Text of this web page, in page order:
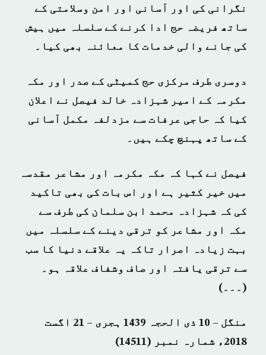
نگرانی کی اور آسانی اور امن وسلامتی کے
ساتھ فریضہ حج ادا کرنے کے سلسلہ میں ہیش
کی جانے والی خدمات کا معائنہ بھی کیا۔
دوسری طرف مرکزی حج کمیٹی کے صدر اور مکہ
مکرمہ کے امیر شہزادہ خالد فیصل نے اعلان
کیا کہ حاجی عرفات سے مزدلفہ مکمل آسانی
کے ساتھ پہنچ چکے ہیں۔
فیصل نے کہا کہ مکہ مکرمہ اور مشاعر مقدسہ
میں خیر کثیر ہے اور اس بات کی بھی تاکید
کی کہ شہزادہ محمد ابن سلمان کی طرف سے
مکہ اور مشاعر کو ترقی دینے کے سلسلہ میں
بہت زیادہ اصرار تاکہ یہ علاقے دنیا کا سب
سے ترقی یافتہ اور صاف وشفاف علاقہ ہو۔
(۔۔۔)
منگل – 10 ذی الحجہ 1439 ہجری – 21 اگست
2018ء شمارہ نمبر (14511)